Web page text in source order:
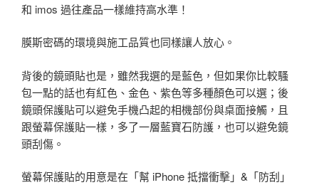
和 imos 過往產品一樣維持高水準！
膜斯密碼的環境與施工品質也同樣讓人放心。
背後的鏡頭貼也是，雖然我選的是藍色，但如果你比較騷
包一點的話也有紅色、金色、紫色等多種顏色可以選；後
鏡頭保護貼可以避免手機凸起的相機部份與桌面接觸，且
跟螢幕保護貼一樣，多了一層藍寶石防護，也可以避免鏡
頭刮傷。
螢幕保護貼的用意是在「幫 iPhone 抵擋衝擊」&「防刮」